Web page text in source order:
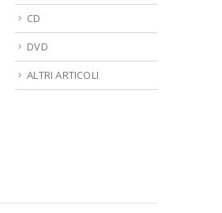
CD
DVD
ALTRI ARTICOLI